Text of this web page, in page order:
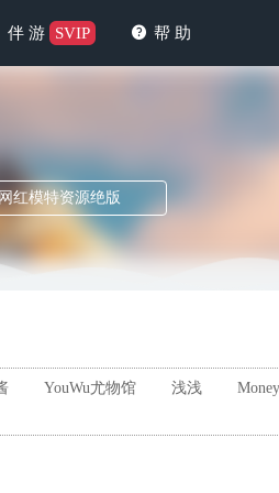
伴 游 SVIP 帮 助
红模特资源绝版
YouWu尤物馆 浅浅